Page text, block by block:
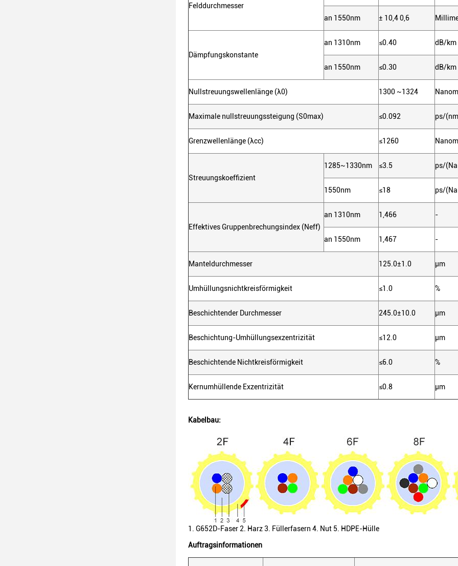
Felddurchmesser
an 1550nm ± 10,4 0,6
Dämpfungskonstante
an 1310nm ≤0.40 dB/km
an 1550nm ≤0.30 dB/km
Nullstreuungswellenlänge (λ0) 1300 ~1324
Maximale nullstreuungssteigung (S0max) ≤0.092 ps/
Grenzwellenlänge (λcc) ≤1260
Streuungskoeffizient
1285~1330nm ≤3.5 ps/
1550nm ≤18 ps/
Effektives Gruppenbrechungsindex (Neff)
an 1310nm 1,466 -
an 1550nm 1,467 -
Manteldurchmesser 125.0±1.0 µm
Umhüllungsnichtkreisförmigkeit ≤1.0 %
Beschichtender Durchmesser 245.0±10.0 µm
Beschichtung-Umhüllungsexzentrizität ≤12.0 µm
Beschichtende Nichtkreisförmigkeit ≤6.0 %
Kernumhüllende Exzentrizität ≤0.8 µm
Kabelbau:
1. G652D-Faser 2. Harz 3. Füllerfasern 4. Nut 5. HDPE-Hülle
Auftragsinformationen